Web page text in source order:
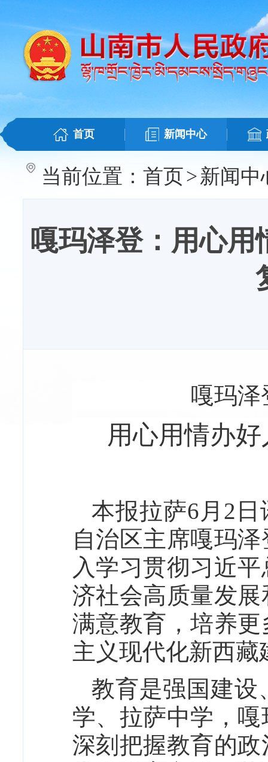
首页 新闻中心
当前位置： 首页>新闻中
嘎玛泽登：用心用
嘎玛泽
用心用情办
本报拉萨6月2
自治区主席嘎玛
入学习贯彻习近
济社会高质量发
满意教育，培养
主义现代化新西
教育是强国建设
学、拉萨中学，
深刻把握教育的